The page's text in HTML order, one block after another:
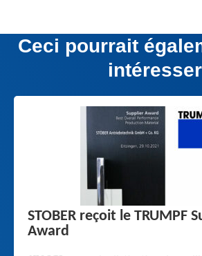
Ceci pourrait
intéresser
STOBER reçoit le TRUMPF
Award